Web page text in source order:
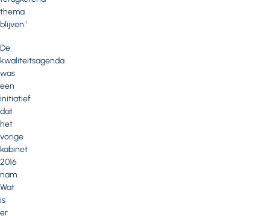
thema
blijven.’
De
kwaliteitsagenda
was
een
initiatief
dat
het
vorige
kabinet
2016
nam.
Wat
is
er